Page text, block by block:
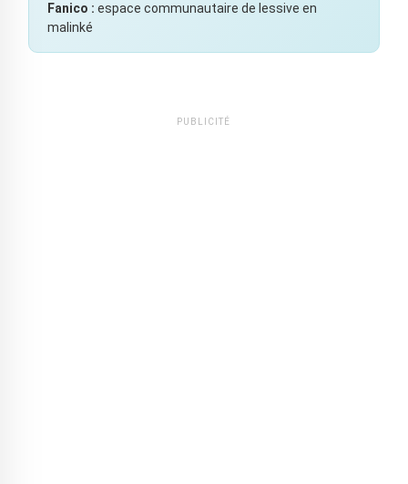
Fanico : espace communautaire de lessive en
malinké
PUBLICITÉ